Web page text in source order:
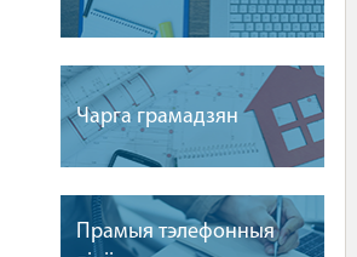
Чарга грамадзян
Прамыя тэлефонныя